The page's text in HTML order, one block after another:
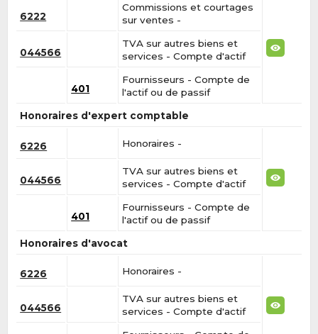
6222
Commissions et courtages
sur ventes -
044566
TVA sur autres biens et
services - Compte d'actif
401
Fournisseurs - Compte de
l'actif ou de passif
Honoraires d'expert comptable
6226 Honoraires -
044566
TVA sur autres biens et
services - Compte d'actif
401
Fournisseurs - Compte de
l'actif ou de passif
Honoraires d'avocat
6226 Honoraires -
044566
TVA sur autres biens et
services - Compte d'actif